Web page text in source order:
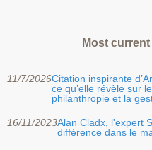
Most
11/7/2026Citation inspirante
ce qu’elle révèle sur
philanthropie et la
16/11/2023Alan Cladx, l'expert
différence dans le